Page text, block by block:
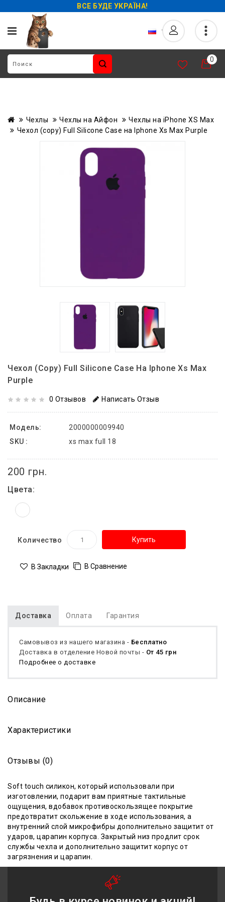
ВСЕ БУДЕ УКРАЇНА!
0
Чехлы Чехлы на Айфон
Чехлы на iPhone XS Max
Чехол (copy) Full Silicone Case на Iphone Xs Max Purple
Чехол (copy) Full Silicone Case На Iphone Xs Max
Purple
0 Отзывов Написать Отзыв
Модель:
2000000009940
SKU :
xs max full 18
200 грн.
Цвета:
Количество Купить
В Закладки В Сравнение
Доставка Оплата Гарантия
Самовывоз из нашего магазина - Бесплатно
Доставка в отделение Новой почты - От 45 грн
Подробнее о доставке
Описание
Характеристики
Отзывы (0)
Soft touch силикон, который использовали при
изготовлении, подарит вам приятные тактильные
ощущения, вдобавок противоскользящее покрытие
предотвратит скольжение в ходе использования, а
внутренний слой микрофибры дополнительно защитит от
ударов, царапин корпуса. Закрытый низ продлит срок
службы чехла и дополнительно защитит корпус от
загрязнения и царапин.